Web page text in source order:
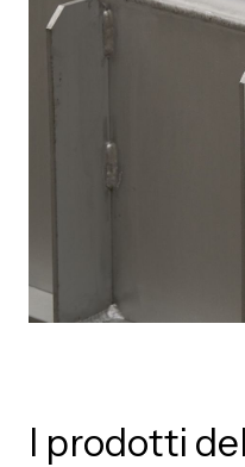
I prodotti